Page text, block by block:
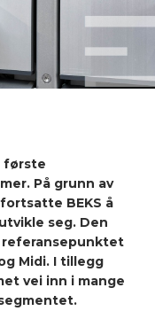
første
På grunn av
BEKS å
seg. Den
referansepunktet
Midi. I tillegg
vei inn i mange